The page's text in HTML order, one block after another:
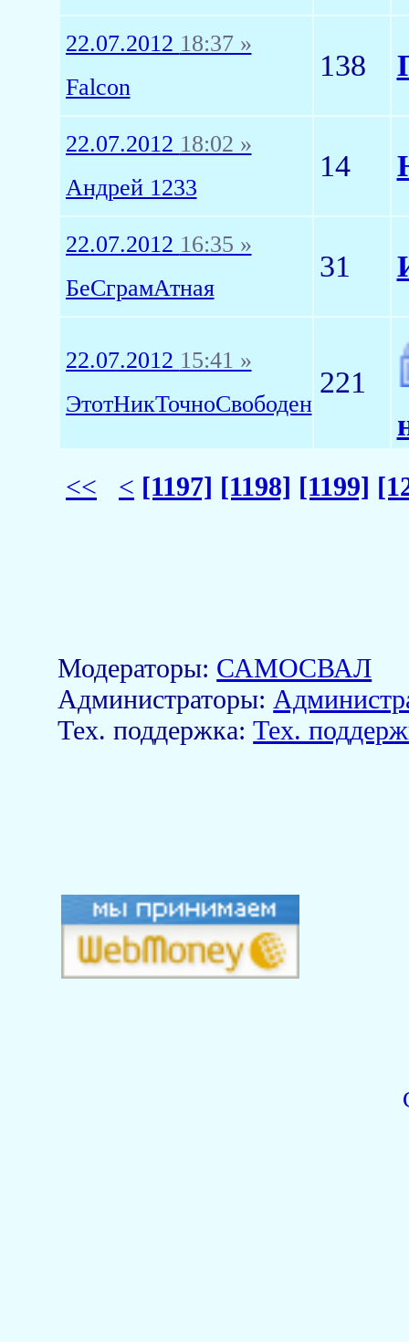
22.07.2012 18:37 »
Falcon
138
22.07.2012 18:02 »
Андрей 1233
14
22.07.2012 16:35 »
БеСграмАтная
31
22.07.2012 15:41 »
ЭтотНикТочноСвободен
221
<< < [1197] [1198] [1199]
Модераторы: САМОСВАЛ
Aдминистраторы:
Тех. поддержка:Тех.